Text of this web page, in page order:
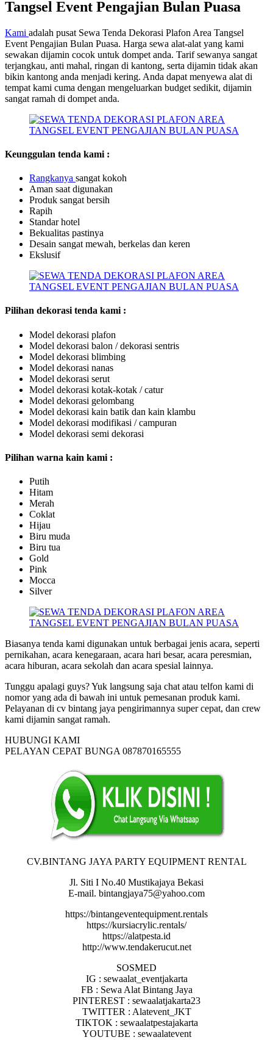
Tangsel Event Pengajian Bulan Puasa
Kami adalah pusat Sewa Tenda Dekorasi Plafon Area Tangsel
Event Pengajian Bulan Puasa. Harga sewa alat-alat yang kami
sewakan dijamin cocok untuk dompet anda. Tarif sewanya sangat
terjangkau, anti mahal, ringan di kantong, serta dijamin tidak akan
bikin kantong anda menjadi kering. Anda dapat menyewa alat di
tempat kami cuma dengan mengeluarkan budget sedikit, dijamin
sangat ramah di dompet anda.
Keunggulan tenda kami :
Rangkanya sangat kokoh
Aman saat digunakan
Produk sangat bersih
Rapih
Standar hotel
Bekualitas pastinya
Desain sangat mewah, berkelas dan keren
Ekslusif
Pilihan dekorasi tenda kami :
Model dekorasi plafon
Model dekorasi balon / dekorasi sentris
Model dekorasi blimbing
Model dekorasi nanas
Model dekorasi serut
Model dekorasi kotak-kotak / catur
Model dekorasi gelombang
Model dekorasi kain batik dan kain klambu
Model dekorasi modifikasi / campuran
Model dekorasi semi dekorasi
Pilihan warna kain kami :
Putih
Hitam
Merah
Coklat
Hijau
Biru muda
Biru tua
Gold
Pink
Mocca
Silver
Biasanya tenda kami digunakan untuk berbagai jenis acara, seperti
pernikahan, acara kenegaraan, acara hari besar, acara peresmian,
acara hiburan, acara sekolah dan acara spesial lainnya.
Tunggu apalagi guys? Yuk langsung saja chat atau telfon kami di
nomor yang ada di bawah ini untuk pemesanan produk kami.
Pelayanan di cv bintang jaya pengirimannya super cepat, dan crew
kami dijamin sangat ramah.
HUBUNGI KAMI
PELAYAN CEPAT BUNGA 087870165555
CV.BINTANG JAYA PARTY EQUIPMENT RENTAL
Jl. Siti I No.40 Mustikajaya Bekasi
E-mail. bintangjaya75@yahoo.com
https://bintangeventequipment.rentals
https://kursiacrylic.rentals/
https://alatpesta.id
http://www.tendakerucut.net
SOSMED
IG : sewaalat_eventjakarta
FB : Sewa Alat Bintang Jaya
PINTEREST : sewaalatjakarta23
TWITTER : Alatevent_JKT
TIKTOK : sewaalatpestajakarta
YOUTUBE : sewaalatevent